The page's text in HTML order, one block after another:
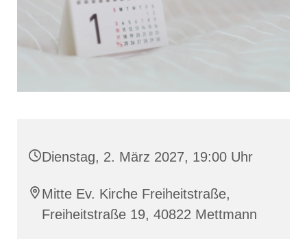
Dienstag, 2. März 2027, 19:00 Uhr
Mitte Ev. Kirche Freiheitstraße,
Freiheitstraße 19, 40822 Mettmann